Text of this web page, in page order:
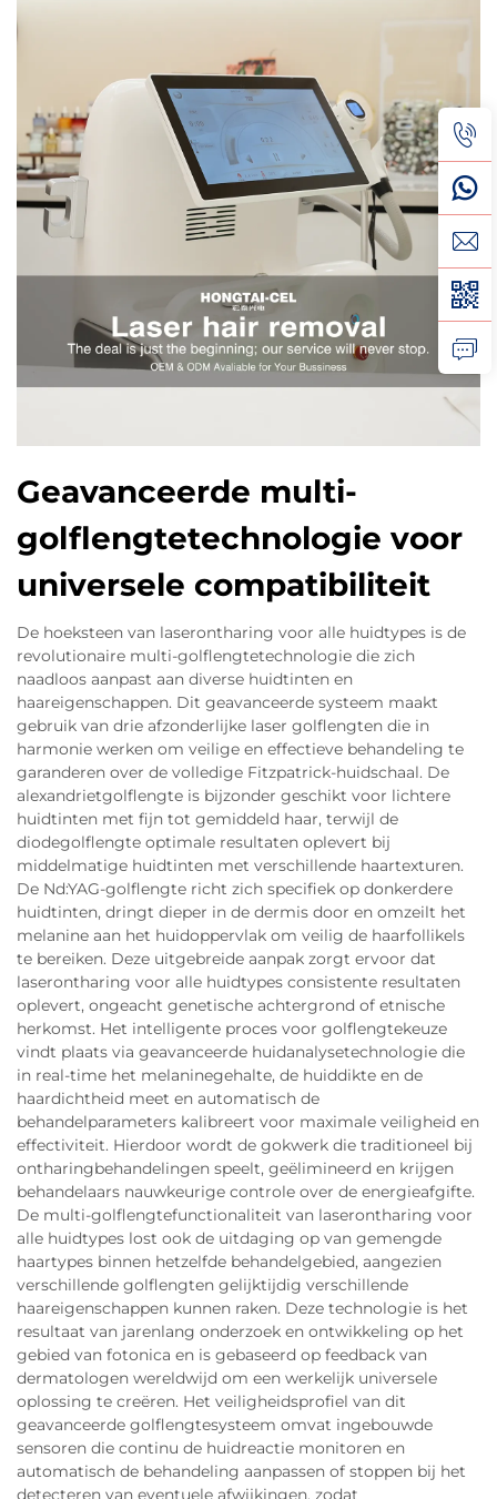
Geavanceerde multi-
golflengtetechnologie voor
universele compatibiliteit
De hoeksteen van laserontharing voor alle huidtypes is de
revolutionaire multi-golflengtetechnologie die zich
naadloos aanpast aan diverse huidtinten en
haareigenschappen. Dit geavanceerde systeem maakt
gebruik van drie afzonderlijke laser golflengten die in
harmonie werken om veilige en effectieve behandeling te
garanderen over de volledige Fitzpatrick-huidschaal. De
alexandrietgolflengte is bijzonder geschikt voor lichtere
huidtinten met fijn tot gemiddeld haar, terwijl de
diodegolflengte optimale resultaten oplevert bij
middelmatige huidtinten met verschillende haartexturen.
De Nd:YAG-golflengte richt zich specifiek op donkerdere
huidtinten, dringt dieper in de dermis door en omzeilt het
melanine aan het huidoppervlak om veilig de haarfollikels
te bereiken. Deze uitgebreide aanpak zorgt ervoor dat
laserontharing voor alle huidtypes consistente resultaten
oplevert, ongeacht genetische achtergrond of etnische
herkomst. Het intelligente proces voor golflengtekeuze
vindt plaats via geavanceerde huidanalysetechnologie die
in real-time het melaninegehalte, de huiddikte en de
haardichtheid meet en automatisch de
behandelparameters kalibreert voor maximale veiligheid en
effectiviteit. Hierdoor wordt de gokwerk die traditioneel bij
ontharingbehandelingen speelt, geëlimineerd en krijgen
behandelaars nauwkeurige controle over de energieafgifte.
De multi-golflengtefunctionaliteit van laserontharing voor
alle huidtypes lost ook de uitdaging op van gemengde
haartypes binnen hetzelfde behandelgebied, aangezien
verschillende golflengten gelijktijdig verschillende
haareigenschappen kunnen raken. Deze technologie is het
resultaat van jarenlang onderzoek en ontwikkeling op het
gebied van fotonica en is gebaseerd op feedback van
dermatologen wereldwijd om een werkelijk universele
oplossing te creëren. Het veiligheidsprofiel van dit
geavanceerde golflengtesysteem omvat ingebouwde
sensoren die continu de huidreactie monitoren en
automatisch de behandeling aanpassen of stoppen bij het
detecteren van eventuele afwijkingen, zodat